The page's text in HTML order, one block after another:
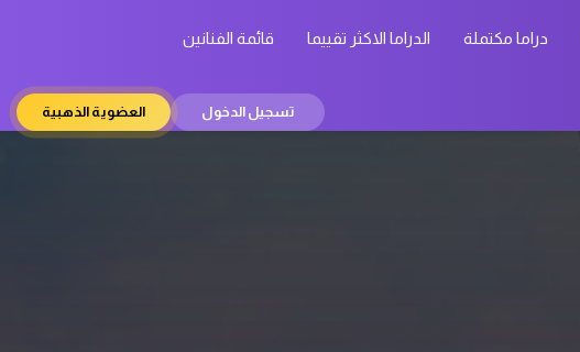
دراما مكتملة الدراما الاكثر تقييما قائمة الفنانين
تسجيل الدخول العضوية الذهبية